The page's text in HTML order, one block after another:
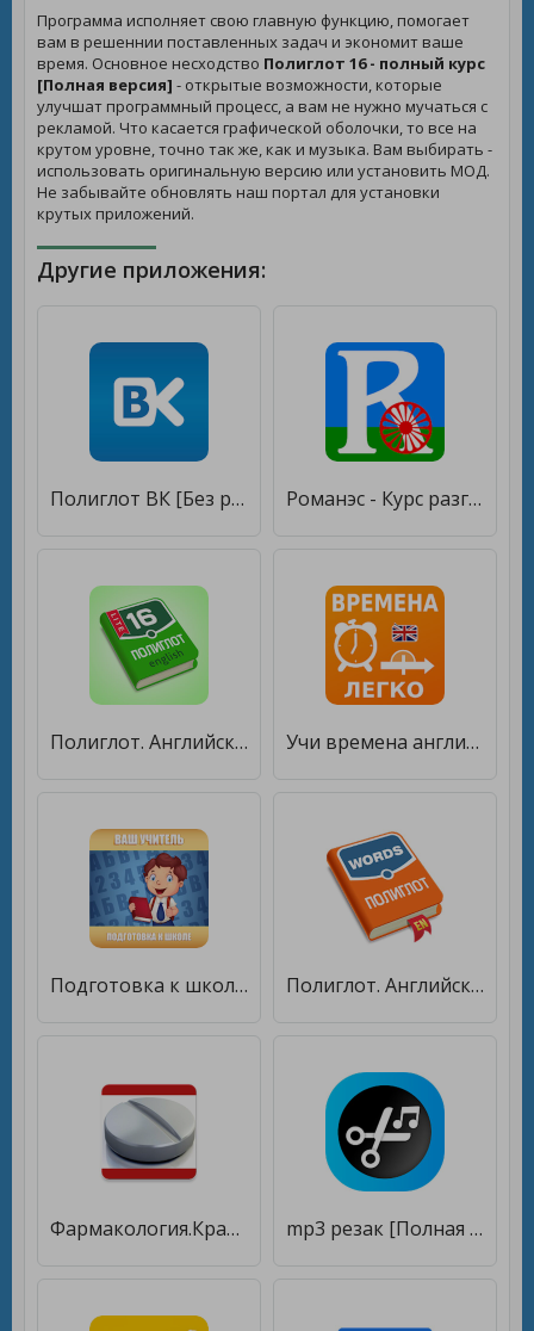
Программа исполняет свою главную функцию, помогает
вам в решеннии поставленных задач и экономит ваше
время. Основное несходство Полиглот 16 - полный курс
[Полная версия] - открытые возможности, которые
улучшат программный процесс, а вам не нужно мучаться с
рекламой. Что касается графической оболочки, то все на
крутом уровне, точно так же, как и музыка. Вам выбирать -
использовать оригинальную версию или установить МОД.
Не забывайте обновлять наш портал для установки
крутых приложений.
Другие приложения:
Полиглот ВК [Без рекламы] Романэс - Курс разговорного ромского языка [Без рекламы]
Полиглот. Английский язык. Lite [Без рекламы] Учи времена английского языка: грамматика полиглот [Premium]
Подготовка к школе: полный курс! [Unlocked] Полиглот. Английские слова [Premium]
Фармакология.Краткий курс Lite [Unlocked] mp3 резак [Полная версия]